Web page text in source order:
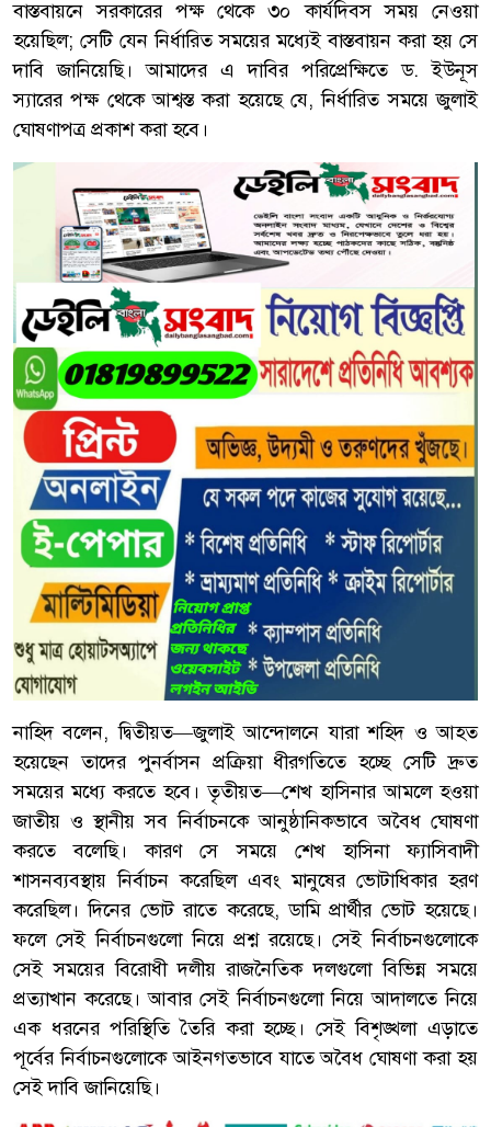
বাস্তবায়নে সরকারের পক্ষ থেকে ৩০ কার্যদিবস সময় নেওয়া
হয়েছিল; সেটি যেন নির্ধারিত সময়ের মধ্যেই বাস্তবায়ন করা হয় সে
দাবি জানিয়েছি। আমাদের এ দাবির পরিপ্রেক্ষিতে ড. ইউনূস
স্যারের পক্ষ থেকে আশ্বস্ত করা হয়েছে যে, নির্ধারিত সময়ে জুলাই
ঘোষণাপত্র প্রকাশ করা হবে।
নাহিদ বলেন, দ্বিতীয়ত—জুলাই আন্দোলনে যারা শহিদ ও আহত
হয়েছেন তাদের পুনর্বাসন প্রক্রিয়া ধীরগতিতে হচ্ছে সেটি দ্রুত
সময়ের মধ্যে করতে হবে। তৃতীয়ত—শেখ হাসিনার আমলে হওয়া
জাতীয় ও স্থানীয় সব নির্বাচনকে আনুষ্ঠানিকভাবে অবৈধ ঘোষণা
করতে বলেছি। কারণ সে সময়ে শেখ হাসিনা ফ্যাসিবাদী
শাসনব্যবস্থায় নির্বাচন করেছিল এবং মানুষের ভোটাধিকার হরণ
করেছিল। দিনের ভোট রাতে করেছে, ডামি প্রার্থীর ভোট হয়েছে।
ফলে সেই নির্বাচনগুলো নিয়ে প্রশ্ন রয়েছে। সেই নির্বাচনগুলোকে
সেই সময়ের বিরোধী দলীয় রাজনৈতিক দলগুলো বিভিন্ন সময়ে
প্রত্যাখান করেছে। আবার সেই নির্বাচনগুলো নিয়ে আদালতে নিয়ে
এক ধরনের পরিস্থিতি তৈরি করা হচ্ছে। সেই বিশৃঙ্খলা এড়াতে
পূর্বের নির্বাচনগুলোকে আইনগতভাবে যাতে অবৈধ ঘোষণা করা হয়
সেই দাবি জানিয়েছি।